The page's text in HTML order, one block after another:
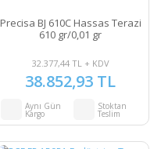
Precisa BJ 610C Hassas Terazi
610 gr/0,01 gr
32.377,44 TL + KDV
38.852,93 TL
Aynı Gün
Kargo
Stoktan
Teslim